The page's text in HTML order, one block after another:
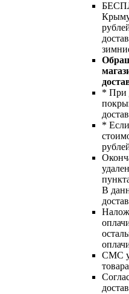
Крыму
* При
*
В
СМС